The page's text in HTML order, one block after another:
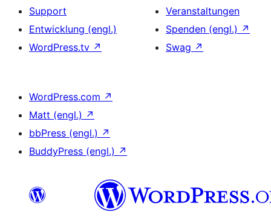
Support
Entwicklung (engl.)
WordPress.tv ↗
Veranstaltungen
Spenden (engl.) ↗
Swag ↗
WordPress.com ↗
Matt (engl.) ↗
bbPress (engl.) ↗
BuddyPress (engl.) ↗